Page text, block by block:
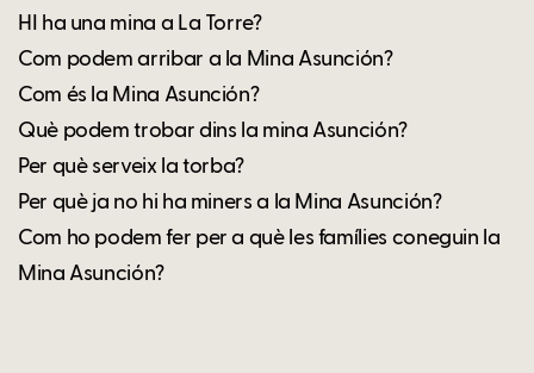
HI ha una mina a La Torre?
Com podem arribar a la Mina Asunción?
Com és la Mina Asunción?
Què podem trobar dins la mina Asunción?
Per què serveix la torba?
Per què ja no hi ha miners a la Mina Asunción?
Com ho podem fer per a què les famílies coneguin la
Mina Asunción?